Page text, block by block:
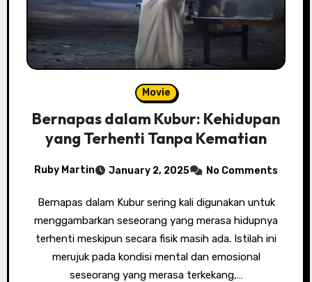
Movie
Bernapas dalam Kubur: Kehidupan
yang Terhenti Tanpa Kematian
Ruby Martin January 2, 2025 No Comments
Bernapas dalam Kubur sering kali digunakan untuk
menggambarkan seseorang yang merasa hidupnya
terhenti meskipun secara fisik masih ada. Istilah ini
merujuk pada kondisi mental dan emosional
seseorang yang merasa terkekang,…